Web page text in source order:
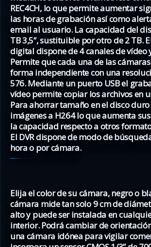
REC4CH, lo que permite aumentar
las horas de grabación así como
email al usuario. La capacidad del
TB 3,5”, sustituible por otro de 2 TB.
digital dispone de 4 canales de vídeo
Permite que cada una de las
forma independiente con una
576. Mediante un puerto USB el
vídeo permite copiar los archivos en
Para ahorrar tamaño en el disco
imágenes a H264 lo que aumenta
la capacidad respecto a otros
El DVR dispone de modo de
hora o por cámara.
Elija el color de su cámara, negro o
cámara mide tan solo 9 cm de
alto y puede ser instalada en
interior. Podrá cambiar de
una cámara idónea para vigilar